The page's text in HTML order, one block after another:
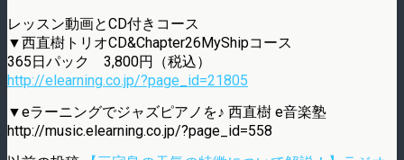
レッスン動画とCD付きコース
▼西直樹トリオCD&Chapter26MyShipコース
365日パック 3,800円（税込）
http://elearning.co.jp/?page_id=21805
▼eラーニングでジャズピアノを♪ 西直樹 e音楽塾
http://music.elearning.co.jp/?page_id=558